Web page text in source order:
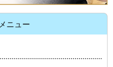
ニュー